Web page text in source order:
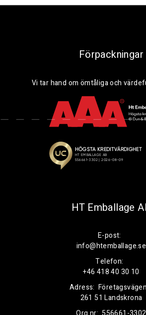
Förpackningar
Vi tar hand om ömtåliga och
HT Emballage
E-post:
info@htemballage.se
Telefon:
+46 418 40 30 10
Adress:
261 51 Landskrona